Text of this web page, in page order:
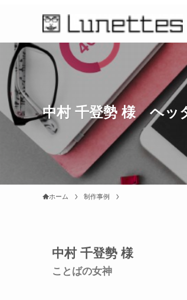
中村 千登勢 様 ヘッ
ホーム 制作事例
中村 千登勢 様
ことばの女神